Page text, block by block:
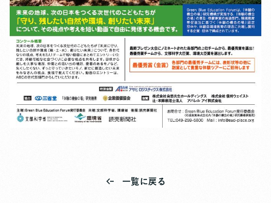
一覧に戻る